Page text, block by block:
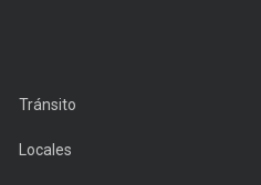
Tránsito
Locales